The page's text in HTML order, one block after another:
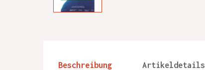
Beschreibung Artikeldetails